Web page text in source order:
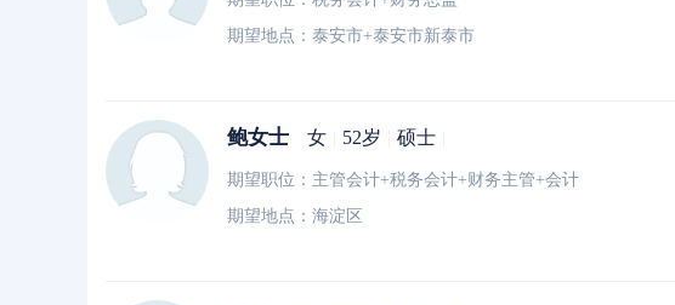
期望地点：泰安市+泰安市新泰市
鲍女士 女 52岁 硕士
期望职位：主管会计+税务会计+财务主管+会计
期望地点：海淀区